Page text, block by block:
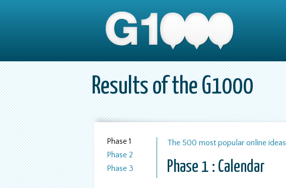
Results of the G1000
Phase 1
Phase 2
Phase 3
The 500 most popular online ideas
Phase 1 : Calendar